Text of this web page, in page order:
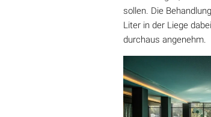
sollen. Die
Liter in der Liege
durchaus angenehm.